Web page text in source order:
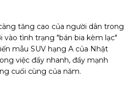
tăng cao của người dân trong
vào tình trạng "bán bia kèm lạc"
mẫu SUV hạng A của Nhật
việc đẩy nhanh, đẩy mạnh
cuối cùng của năm.